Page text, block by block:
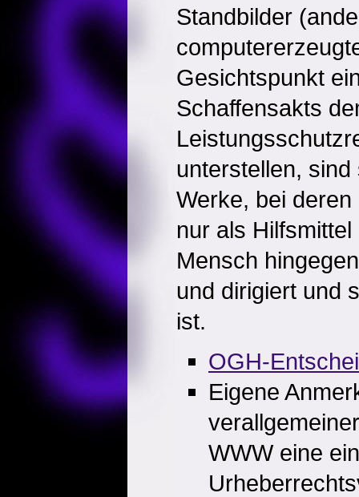
Standbilder
Gesichtspunkt
Schaffensakts
unterstellen,
Werke, bei
nur als
Mensch
und dirigiert und
ist.
OGH-
Eigene
WWW eine